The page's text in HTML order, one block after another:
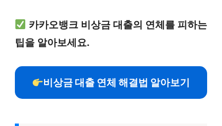
카카오뱅크 비상금 대출의 연체를 피하는
팁을 알아보세요.
비상금 대출 연체 해결법 알아보기